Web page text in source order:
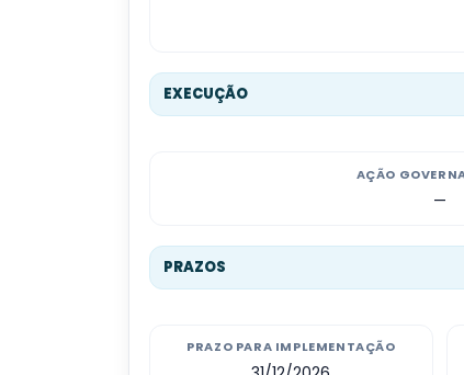
EXECUÇÃO
AÇÃO
—
PRAZOS
PRAZO PARA IMPLEMENTAÇÃO